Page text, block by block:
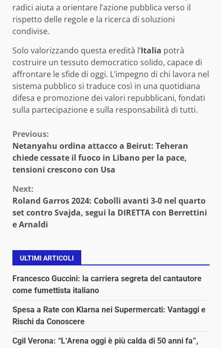
radici aiuta a orientare l’azione pubblica verso il
rispetto delle regole e la ricerca di soluzioni
condivise.
Solo valorizzando questa eredità l’Italia potrà
costruire un tessuto democratico solido, capace di
affrontare le sfide di oggi. L’impegno di chi lavora nel
sistema pubblico si traduce così in una quotidiana
difesa e promozione dei valori repubblicani, fondati
sulla partecipazione e sulla responsabilità di tutti.
Continue
Reading
Previous:
Netanyahu ordina attacco a Beirut: Teheran
chiede cessate il fuoco in Libano per la pace,
tensioni crescono con Usa
Next:
Roland Garros 2024: Cobolli avanti 3-0 nel quarto
set contro Svajda, segui la DIRETTA con Berrettini
e Arnaldi
ULTIMI ARTICOLI
Francesco Guccini: la carriera segreta del cantautore
come fumettista italiano
Spesa a Rate con Klarna nei Supermercati: Vantaggi e
Rischi da Conoscere
Cgil Verona: “L’Arena oggi è più calda di 50 anni fa”,